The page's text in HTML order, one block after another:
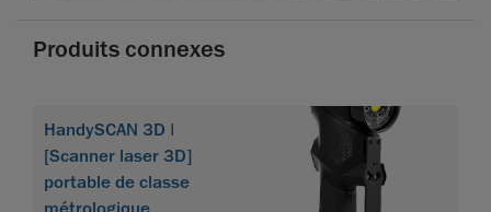
Produits connexes
HandySCAN 3D |
[Scanner laser 3D]
portable de classe